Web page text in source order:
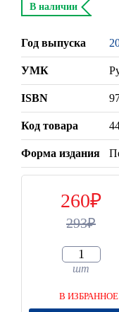
В наличии
Год выпуска
УМК
ISBN
Код товара
Форма издания
260
293
шт
В ИЗБРАННОЕ